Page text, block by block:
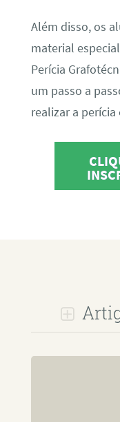
Além disso, os
material
Perícia
um passo a
realizar a